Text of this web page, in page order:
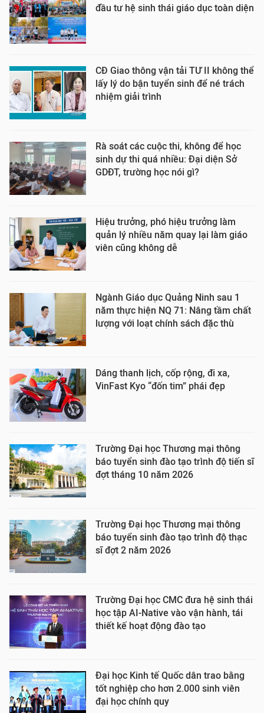
đầu tư hệ sinh thái giáo dục toàn diện
CĐ Giao thông vận tải TƯ II không thể
lấy lý do bận tuyển sinh để né trách
nhiệm giải trình
Rà soát các cuộc thi, không để học
sinh dự thi quá nhiều: Đại diện Sở
GDĐT, trường học nói gì?
Hiệu trưởng, phó hiệu trưởng làm
quản lý nhiều năm quay lại làm giáo
viên cũng không dễ
Ngành Giáo dục Quảng Ninh sau 1
năm thực hiện NQ 71: Nâng tầm chất
lượng với loạt chính sách đặc thù
Dáng thanh lịch, cốp rộng, đi xa,
VinFast Kyo “đốn tim” phái đẹp
Trường Đại học Thương mại thông
báo tuyển sinh đào tạo trình độ tiến sĩ
đợt tháng 10 năm 2026
Trường Đại học Thương mại thông
báo tuyển sinh đào tạo trình độ thạc
sĩ đợt 2 năm 2026
Trường Đại học CMC đưa hệ sinh thái
học tập AI-Native vào vận hành, tái
thiết kế hoạt động đào tạo
Đại học Kinh tế Quốc dân trao bằng
tốt nghiệp cho hơn 2.000 sinh viên
đại học chính quy